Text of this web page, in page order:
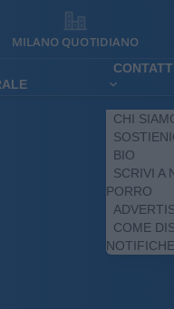
MILANO QUOTIDIANO
CHI
BIO
SCRIVI A
PORRO
COME